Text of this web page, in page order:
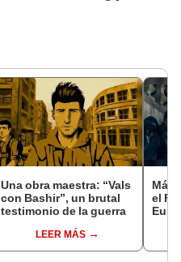
Una obra maestra: “Vals
con Bashir”, un brutal
testimonio de la guerra
LEER MÁS
Más
el